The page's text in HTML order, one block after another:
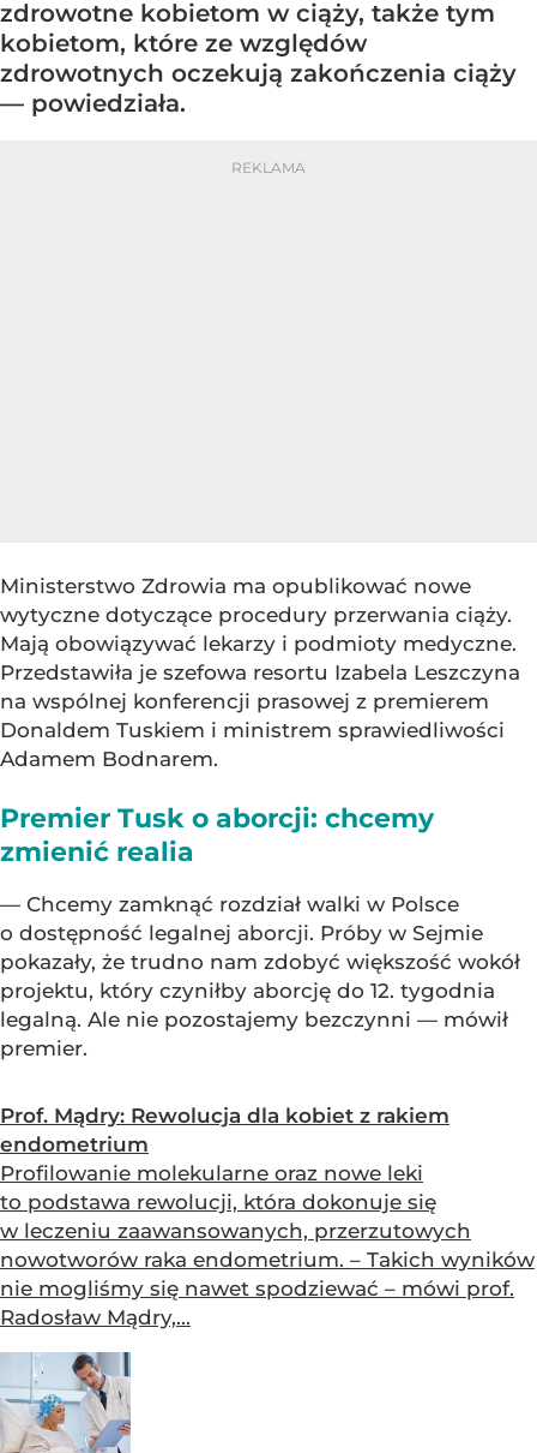
zdrowotne kobietom w ciąży, także tym
kobietom, które ze względów
zdrowotnych oczekują zakończenia ciąży
— powiedziała.
Ministerstwo Zdrowia ma opublikować nowe
wytyczne dotyczące procedury przerwania ciąży.
Mają obowiązywać lekarzy i podmioty medyczne.
Przedstawiła je szefowa resortu Izabela Leszczyna
na wspólnej konferencji prasowej z premierem
Donaldem Tuskiem i ministrem sprawiedliwości
Adamem Bodnarem.
Premier Tusk o aborcji: chcemy
zmienić realia
— Chcemy zamknąć rozdział walki w Polsce
o dostępność legalnej aborcji. Próby w Sejmie
pokazały, że trudno nam zdobyć większość wokół
projektu, który czyniłby aborcję do 12. tygodnia
legalną. Ale nie pozostajemy bezczynni — mówił
premier.
Prof. Mądry: Rewolucja dla kobiet z rakiem
endometrium
Profilowanie molekularne oraz nowe leki
to podstawa rewolucji, która dokonuje się
w leczeniu zaawansowanych, przerzutowych
nowotworów raka endometrium. – Takich wyników
nie mogliśmy się nawet spodziewać – mówi prof.
Radosław Mądry,...